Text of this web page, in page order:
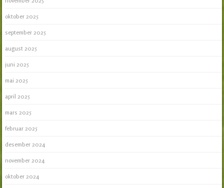
oktober 2025
september 2025
august 2025
juni 2025
mai 2025
april 2025
mars 2025
februar 2025
desember 2024
november 2024
oktober 2024